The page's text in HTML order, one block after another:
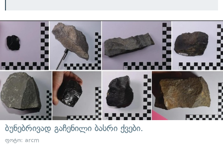
ბუნებრივად გაჩენილი ბასრი ქვები.
ფოტო: arcm